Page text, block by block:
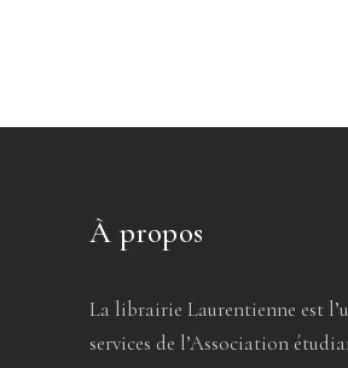
À propos
La librairie Laurentienne est
services de l’Association